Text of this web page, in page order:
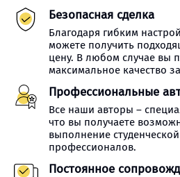
Безопасная сделка
Благодаря гибким
можете получить
цену. В любом случае вы
максимальное качество
Профессиональные
Все наши авторы –
что вы получаете
выполнение
профессионалов.
Постоянное